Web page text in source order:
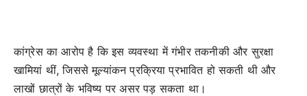
कांग्रेस का आरोप है कि इस व्यवस्था में गंभीर तकनीकी और सुरक्षा
खामियां थीं, जिससे मूल्यांकन प्रक्रिया प्रभावित हो सकती थी और
लाखों छात्रों के भविष्य पर असर पड़ सकता था।